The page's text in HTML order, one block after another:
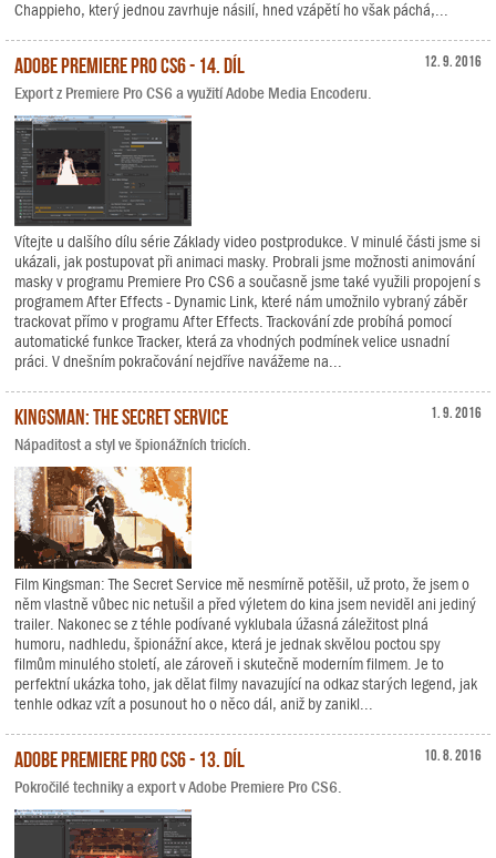
Chappieho, který jednou zavrhuje násilí, hned vzápětí ho však páchá,...
12. 9. 2016
Adobe Premiere Pro CS6 - 14. díl
Export z Premiere Pro CS6 a využití Adobe Media Encoderu.
Vítejte u dalšího dílu série Základy video postprodukce. V minulé části jsme si
ukázali, jak postupovat při animaci masky. Probrali jsme možnosti animování
masky v programu Premiere Pro CS6 a současně jsme také využili propojení s
programem After Effects - Dynamic Link, které nám umožnilo vybraný záběr
trackovat přímo v programu After Effects. Trackování zde probíhá pomocí
automatické funkce Tracker, která za vhodných podmínek velice usnadní
práci. V dnešním pokračování nejdříve navážeme na...
1. 9. 2016
Kingsman: The Secret Service
Nápaditost a styl ve špionážních tricích.
Film Kingsman: The Secret Service mě nesmírně potěšil, už proto, že jsem o
něm vlastně vůbec nic netušil a před výletem do kina jsem neviděl ani jediný
trailer. Nakonec se z téhle podívané vyklubala úžasná záležitost plná
humoru, nadhledu, špionážní akce, která je jednak skvělou poctou spy
filmům minulého století, ale zároveň i skutečně moderním filmem. Je to
perfektní ukázka toho, jak dělat filmy navazující na odkaz starých legend, jak
tenhle odkaz vzít a posunout ho o něco dál, aniž by zanikl...
10. 8. 2016
Adobe Premiere Pro CS6 - 13. díl
Pokročilé techniky a export v Adobe Premiere Pro CS6.